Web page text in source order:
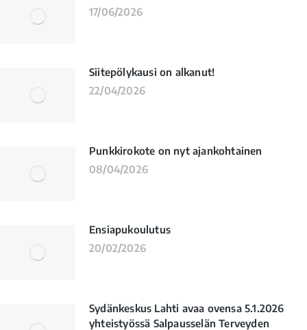
17/06/2026
Siitepölykausi on alkanut!
22/04/2026
Punkkirokote on nyt ajankohtainen
08/04/2026
Ensiapukoulutus
20/02/2026
Sydänkeskus Lahti avaa ovensa 5.1.2026
yhteistyössä Salpausselän Terveyden